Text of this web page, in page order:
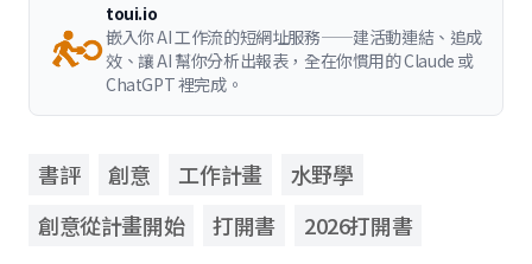
toui.io
嵌入你 AI 工作流的短網址服務——建活動連結、追成
效、讓 AI 幫你分析出報表，全在你慣用的 Claude 或
ChatGPT 裡完成。
書評 創意 工作計畫
水野學
創意從計畫開始
打開書 2026打開書